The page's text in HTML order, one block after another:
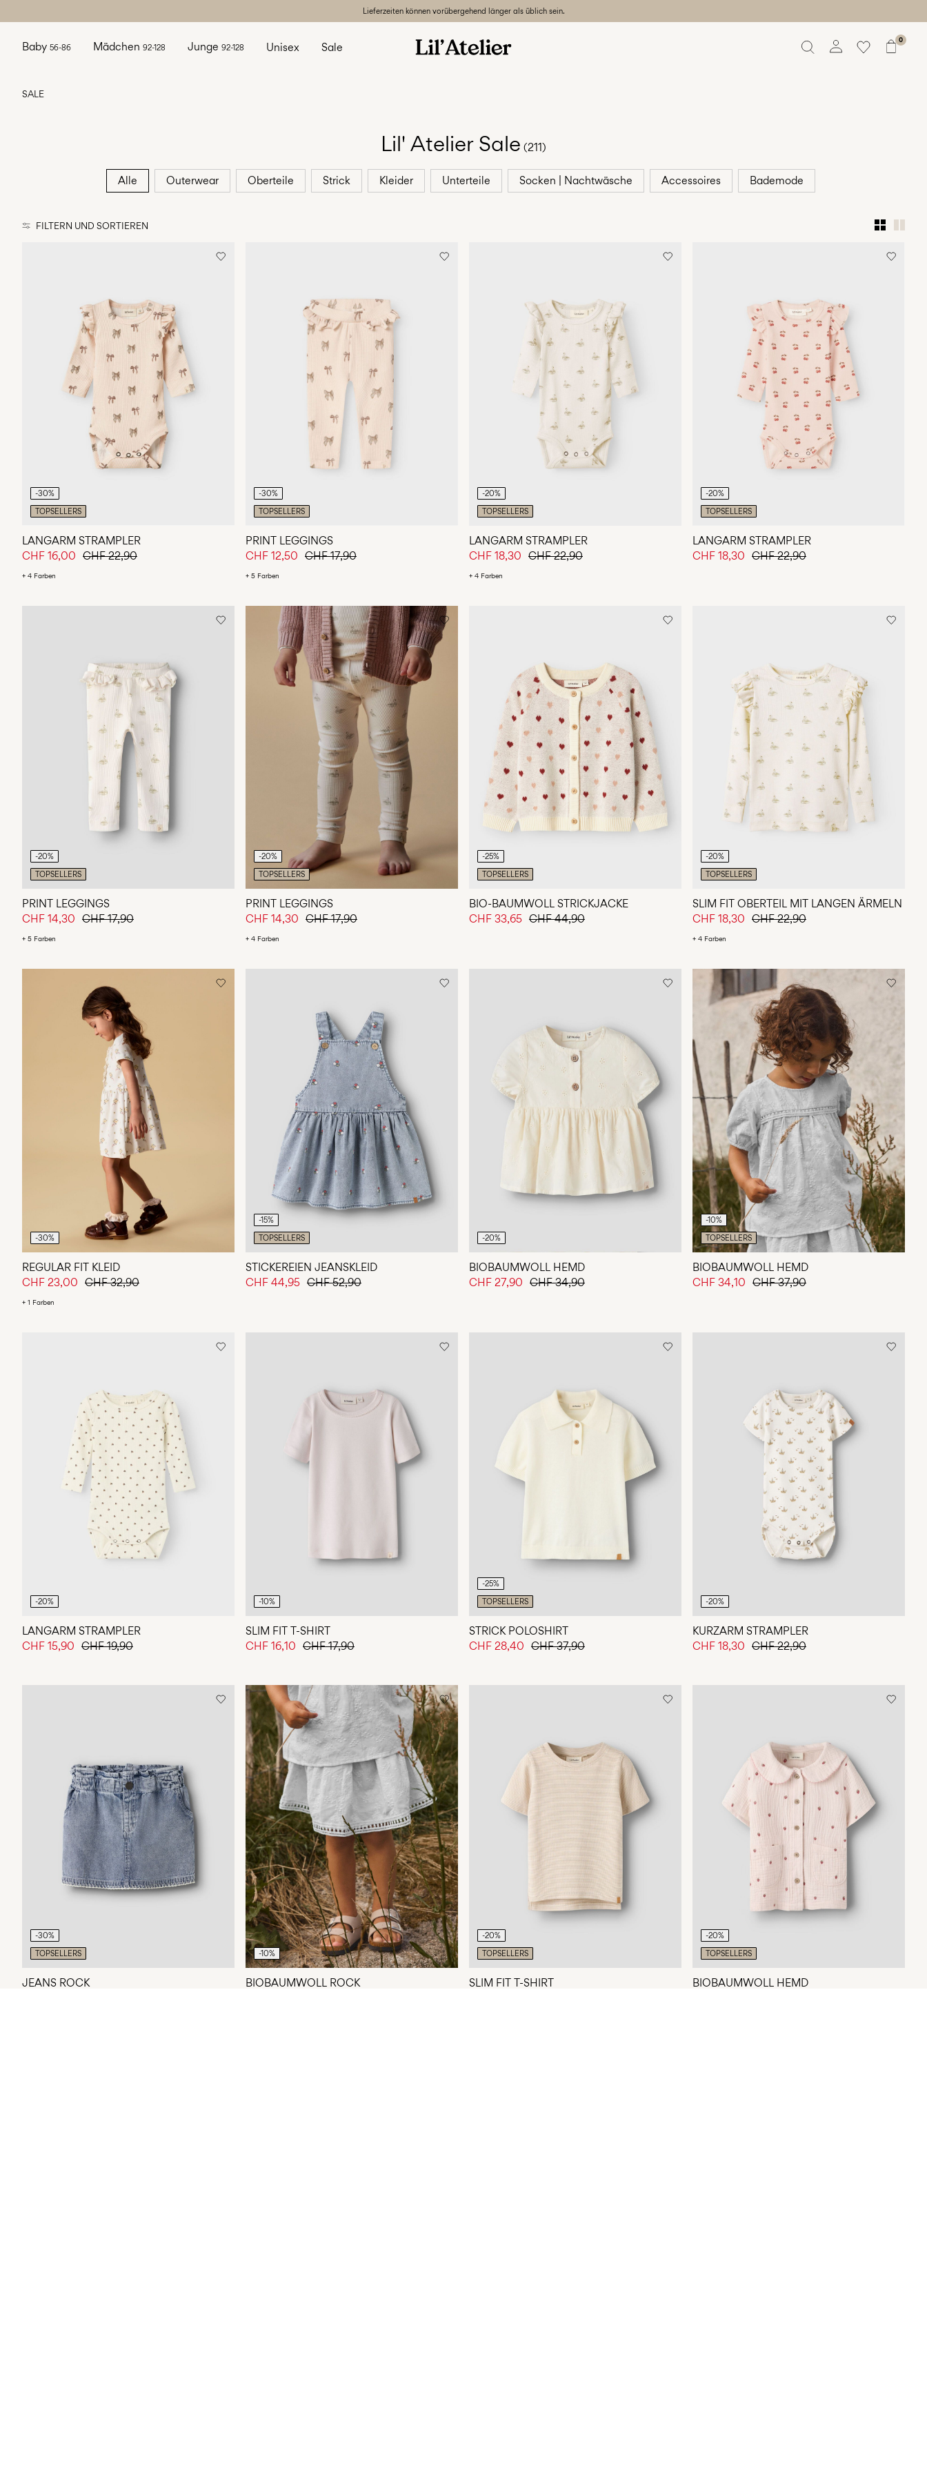
Lieferzeiten können vorübergehend länger als üblich sein.
Abmelden
0
Baby 56-86 Mädchen 92-128 Junge 92-128 Unisex Sale
SALE
Lil' Atelier Sale (211)
Alle Outerwear Oberteile Strick Kleider Unterteile Socken | Nachtwäsche Accessoires Bademode
FILTERN UND SORTIEREN
-30%
TOPSELLERS
LANGARM STRAMPLER
CHF 16,00 CHF 22,90
+ 4 Farben
-30%
TOPSELLERS
PRINT LEGGINGS
CHF 12,50 CHF 17,90
+ 5 Farben
-20%
TOPSELLERS
LANGARM STRAMPLER
CHF 18,30 CHF 22,90
+ 4 Farben
-20%
TOPSELLERS
LANGARM STRAMPLER
CHF 18,30 CHF 22,90
-20%
TOPSELLERS
PRINT LEGGINGS
CHF 14,30 CHF 17,90
+ 5 Farben
-20%
TOPSELLERS
PRINT LEGGINGS
CHF 14,30 CHF 17,90
+ 4 Farben
-25%
TOPSELLERS
BIO-BAUMWOLL STRICKJACKE
CHF 33,65 CHF 44,90
-20%
TOPSELLERS
SLIM FIT OBERTEIL MIT LANGEN ÄRMELN
CHF 18,30 CHF 22,90
+ 4 Farben
-30%
REGULAR FIT KLEID
CHF 23,00 CHF 32,90
+ 1 Farben
-15%
TOPSELLERS
STICKEREIEN JEANSKLEID
CHF 44,95 CHF 52,90
-20%
BIOBAUMWOLL HEMD
CHF 27,90 CHF 34,90
-10%
TOPSELLERS
BIOBAUMWOLL HEMD
CHF 34,10 CHF 37,90
-20%
LANGARM STRAMPLER
CHF 15,90 CHF 19,90
-10%
SLIM FIT T-SHIRT
CHF 16,10 CHF 17,90
-25%
TOPSELLERS
STRICK POLOSHIRT
CHF 28,40 CHF 37,90
-20%
KURZARM STRAMPLER
CHF 18,30 CHF 22,90
-30%
TOPSELLERS
JEANS ROCK
-10%
BIOBAUMWOLL ROCK
-20%
TOPSELLERS
SLIM FIT T-SHIRT
-20%
TOPSELLERS
BIOBAUMWOLL HEMD